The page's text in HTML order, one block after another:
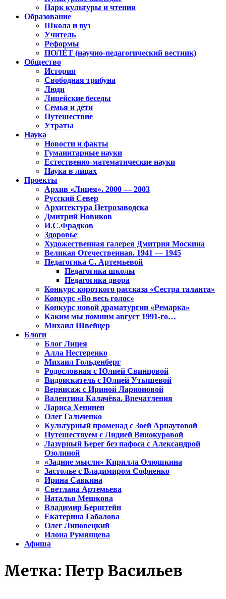
Парк культуры и чтения
Образование
Школа и вуз
Учитель
Реформы
ПОЛЁТ (научно-педагогический вестник)
Общество
История
Свободная трибуна
Люди
Лицейские беседы
Семья и дети
Путешествие
Утраты
Наука
Новости и факты
Гуманитарные науки
Естественно-математические науки
Наука в лицах
Проекты
Архив «Лицея». 2000 — 2003
Русский Север
Архитектура Петрозаводска
Дмитрий Новиков
И.С.Фрадков
Здоровье
Художественная галерея Дмитрия Москина
Великая Отечественная. 1941 — 1945
Педагогика С. Артемьевой
Педагогика школы
Педагогика двора
Конкурс короткого рассказа «Сестра таланта»
Конкурс «Во весь голос»
Конкурс новой драматургии «Ремарка»
Каким мы помним август 1991-го…
Михаил Швейцер
Блоги
Блог Лицея
Алла Нестеренко
Михаил Гольденберг
Родословная с Юлией Свинцовой
Видоискатель с Юлией Утышевой
Вернисаж с Ириной Ларионовой
Валентина Калачёва. Впечатления
Лариса Хенинен
Олег Гальченко
Культурный променад с Зоей Арнаутовой
Путешествуем с Лидией Винокуровой
Лазурный Берег без пафоса с Александрой
Озолиной
«Задние мысли» Кирилла Олюшкина
Застолье с Владимиром Софиенко
Ирина Савкина
Светлана Артемьева
Наталья Мешкова
Владимир Берштейн
Екатерина Габалова
Олег Липовецкий
Илона Румянцева
Афиша
Метка: Петр Васильев